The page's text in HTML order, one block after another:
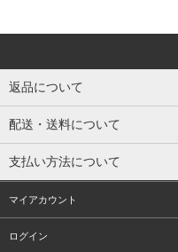
返品について
配送・送料について
支払い方法について
マイアカウント
ログイン